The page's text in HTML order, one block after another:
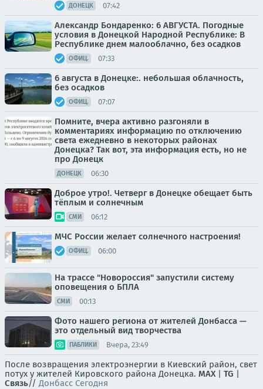
ДОНЕЦК 07:42
Александр Бондаренко: 6 АВГУСТА. Погодные
условия в Донецкой Народной Республике: В
Республике днем малооблачно, без осадков
ОФИЦ. 07:33
6 августа в Донецке:. небольшая облачность,
без осадков
ОФИЦ. 07:07
Помните, вчера активно разгоняли в
комментариях информацию по отключению
света ежедневно в некоторых районах
Донецка? Так вот, эта информация есть, но не
про Донецк
ДОНЕЦК 06:30
Доброе утро!. Четверг в Донецке обещает быть
тёплым и солнечным
СМИ 06:12
МЧС России желает солнечного настроения!
ОФИЦ. 06:00
На трассе "Новороссия" запустили систему
оповещения о БПЛА
СМИ 00:13
Фото нашего региона от жителей Донбасса —
это отдельный вид творчества
ПАБЛИКИ Вчера, 23:49
После возвращения электроэнергии в Киевский район, свет
потух у жителей Кировского района Донецка. MAX| TG |
Связь// Донбасс Сегодня